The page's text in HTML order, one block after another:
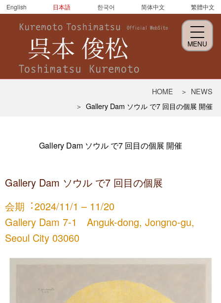
MENU
English 日本語 한국어 简体中文 繁體中文
HOME
NEWS
Gallery Dam ソウル で7 回目の個展 開催
Gallery Dam ソウル で7 回目の個展 開催
Gallery Dam ソウル で7 回目の個展
会期︓2024/11/1 – 11/20
Gallery Dam 7-1 Anguk-dong, Jongno-gu,
Seoul City 03060